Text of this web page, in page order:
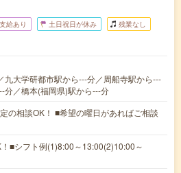
給あり 土日祝日が休み 残業なし
九大学研都市駅から---分／周船寺駅から---
分／橋本(福岡県)駅から---分
の相談OK！ ■希望の曜日があればご相談
■シフト例(1)8:00～13:00(2)10:00～